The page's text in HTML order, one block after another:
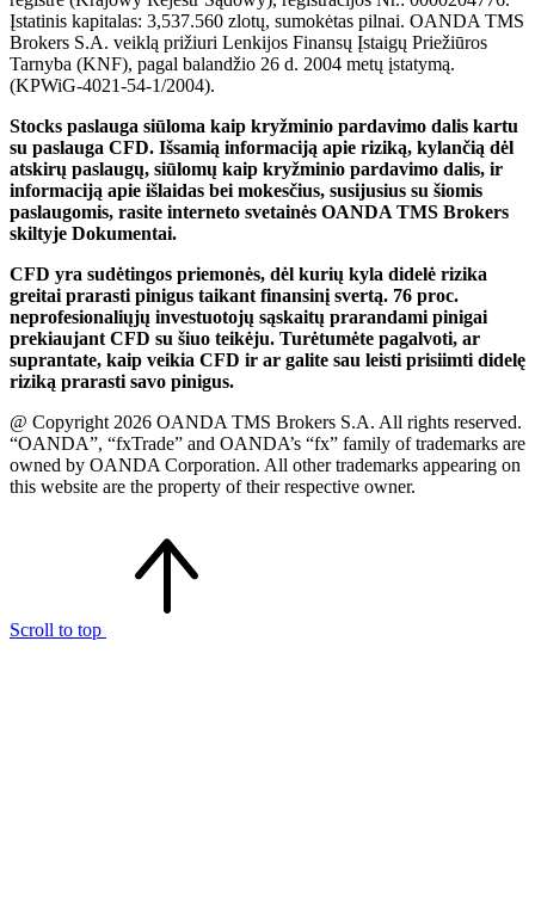
Įstatinis kapitalas: 3,537.560 zlotų, sumokėtas pilnai. OANDA TMS
Brokers S.A. veiklą prižiuri Lenkijos Finansų Įstaigų Priežiūros
Tarnyba (KNF), pagal balandžio 26 d. 2004 metų įstatymą.
(KPWiG-4021-54-1/2004).
Stocks paslauga siūloma kaip kryžminio pardavimo dalis kartu
su paslauga CFD. Išsamią informaciją apie riziką, kylančią dėl
atskirų paslaugų, siūlomų kaip kryžminio pardavimo dalis, ir
informaciją apie išlaidas bei mokesčius, susijusius su šiomis
paslaugomis, rasite interneto svetainės OANDA TMS Brokers
skiltyje Dokumentai.
CFD yra sudėtingos priemonės, dėl kurių kyla didelė rizika
greitai prarasti pinigus taikant finansinį svertą. 76 proc.
neprofesionaliųjų investuotojų sąskaitų prarandami pinigai
prekiaujant CFD su šiuo teikėju. Turėtumėte pagalvoti, ar
suprantate, kaip veikia CFD ir ar galite sau leisti prisiimti didelę
riziką prarasti savo pinigus.
@ Copyright 2026 OANDA TMS Brokers S.A. All rights reserved.
“OANDA”, “fxTrade” and OANDA’s “fx” family of trademarks are
owned by OANDA Corporation. All other trademarks appearing on
this website are the property of their respective owner.
Scroll to top